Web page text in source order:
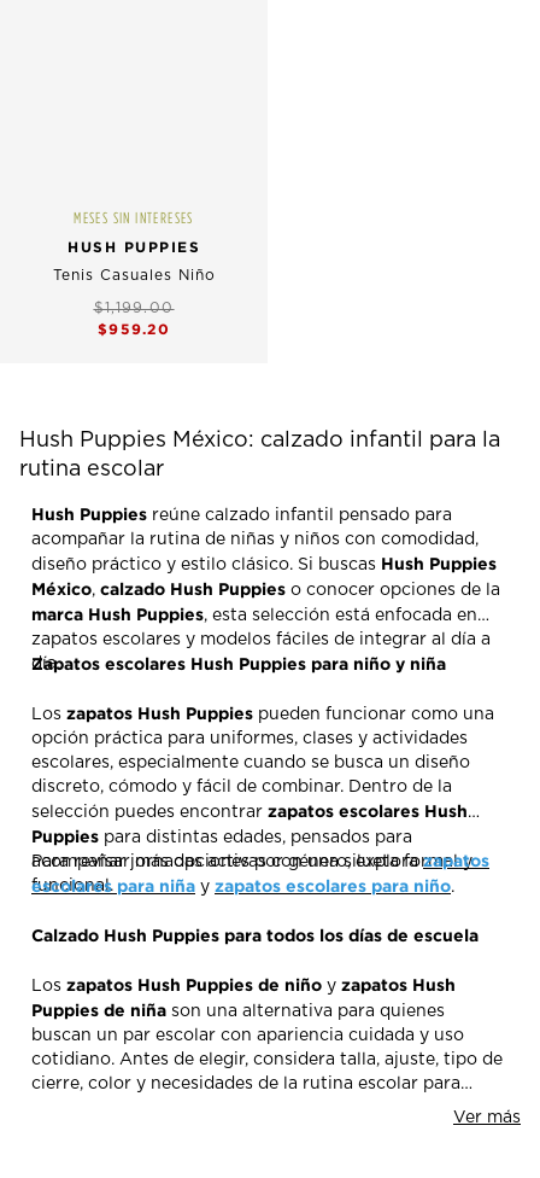
MESES SIN INTERESES
HUSH PUPPIES
Tenis Casuales Niño
$1,199.00
$959.20
Hush Puppies México: calzado infantil para la
rutina escolar
Hush Puppies reúne calzado infantil pensado para
acompañar la rutina de niñas y niños con comodidad,
diseño práctico y estilo clásico. Si buscas Hush Puppies
México, calzado Hush Puppies o conocer opciones de la
marca Hush Puppies, esta selección está enfocada en
zapatos escolares y modelos fáciles de integrar al día a
día.
Zapatos escolares Hush Puppies para niño y niña
Los zapatos Hush Puppies pueden funcionar como una
opción práctica para uniformes, clases y actividades
escolares, especialmente cuando se busca un diseño
discreto, cómodo y fácil de combinar. Dentro de la
selección puedes encontrar zapatos escolares Hush
Puppies para distintas edades, pensados para
acompañar jornadas activas con una silueta formal y
funcional.
Para revisar más opciones por género, explorazapatos
escolares para niña y zapatos escolares para niño.
Calzado Hush Puppies para todos los días de escuela
Los zapatos Hush Puppies de niño y zapatos Hush
Puppies de niña son una alternativa para quienes
buscan un par escolar con apariencia cuidada y uso
cotidiano. Antes de elegir, considera talla, ajuste, tipo de
cierre, color y necesidades de la rutina escolar para
Ver más